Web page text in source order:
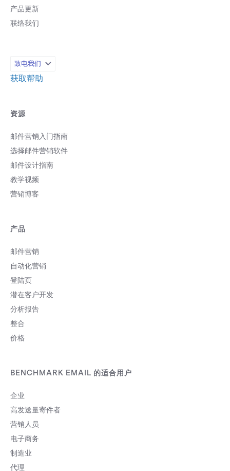
产品更新
联络我们
致电我们
获取帮助
资源
邮件营销入门指南
选择邮件营销软件
邮件设计指南
教学视频
营销博客
产品
邮件营销
自动化营销
登陆页
潜在客户开发
分析报告
整合
价格
BENCHMARK EMAIL 的适合用户
企业
高发送量寄件者
营销人员
电子商务
制造业
代理